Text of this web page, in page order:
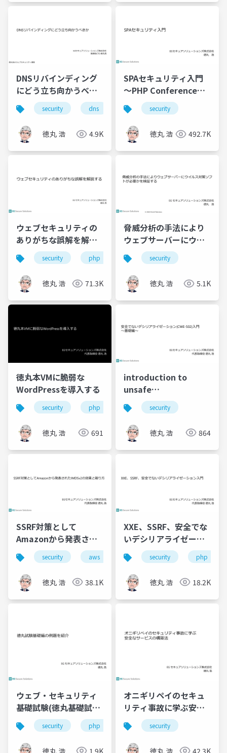
DNSリバインディング
にどう立ち向かうべき
か
security dns
徳丸 浩 4.9K
SPAセキュリティ入門
～PHP Conference
Japan 2021
security
徳丸 浩 492.7K
ウェブセキュリティの
ありがちな誤解を解説
する
security php
徳丸 浩 71.3K
脅威分析の手法により
ウェブサーバーにウイ
ルス対策ソフトが必要
かを検証する
security
徳丸 浩 5.1K
徳丸本VMに脆弱な
WordPressを導入する
security php wordpress
徳丸 浩 691
introduction to
unsafe
deserialization part1
security
徳丸 浩 864
SSRF対策として
Amazonから発表され
たIMDSv2の効果と破り
方
security aws
徳丸 浩 38.1K
XXE、SSRF、安全でな
いデシリアライゼーシ
ョン入門security php
徳丸 浩 18.2K
ウェブ・セキュリティ
基礎試験(徳丸基礎試
験）の模擬試験問題
security php
徳丸 浩 1.9K
オニギリペイのセキュ
リティ事故に学ぶ安全
なサービスの構築法
security
徳丸 浩 42.3K